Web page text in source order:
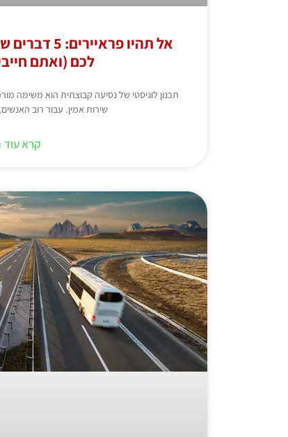
אל תהיו
לכם (ואתם
תכנון לוגיסטי של נסיעה קבוצתית הוא משימה
שירות אמין. עבור רוב
קרא עוד